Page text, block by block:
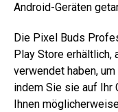
Android-Geräten
Die Pixel Buds
Play Store erhältlich,
verwendet haben,
indem Sie sie auf Ihr
Ihnen